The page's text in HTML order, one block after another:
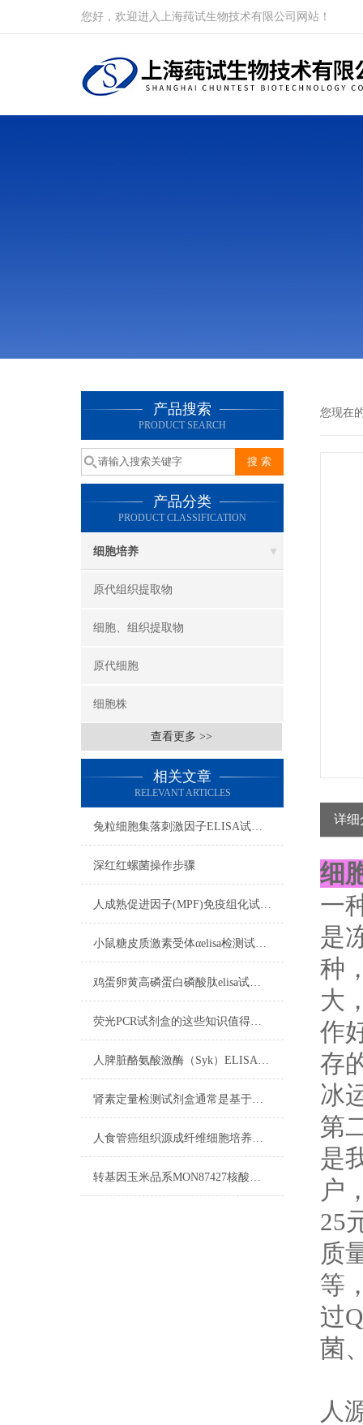
您好，欢迎进入上海莼试生物技术有限公司网站！
产品搜索
PRODUCT SEARCH
产品分类
PRODUCT CLASSIFICATION
细胞培养
原代组织提取物
细胞、组织提取物
原代细胞
细胞株
查看更多 >>
相关文章
RELEVANT ARTICLES
兔粒细胞集落刺激因子ELISA试剂盒​注意事项
深红红螺菌操作步骤
人成熟促进因子(MPF)免疫组化试剂盒​实验步骤
小鼠糖皮质激素受体αelisa检测试剂盒操作步骤
鸡蛋卵黄高磷蛋白磷酸肽elisa试剂盒吸附试验影响标本注意事项
荧光PCR试剂盒的这些知识值得我们学习
人脾脏酪氨酸激酶（Syk）ELISA免费代测试剂盒​标本要求
肾素定量检测试剂盒通常是基于免疫学原理设计的
人食管癌组织源成纤维细胞培养步骤
转基因玉米品系MON87427核酸检测试剂盒​流程
您现在
详细
细
一
是
种
大
作
存
冰
第
是
户
25
质
等
过
菌
人